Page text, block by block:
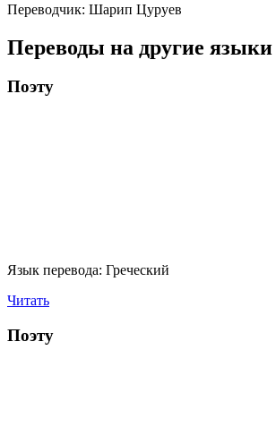
Переводчик: Шарип Цуруев
Переводы на другие языки
Поэту
Язык перевода: Греческий
Читать
Поэту